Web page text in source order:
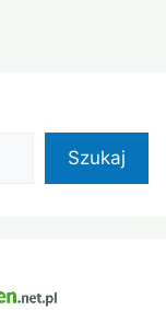
Szukaj